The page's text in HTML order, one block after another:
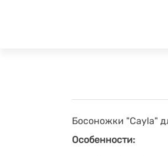
Босоножки "Cayla"
Особенности: